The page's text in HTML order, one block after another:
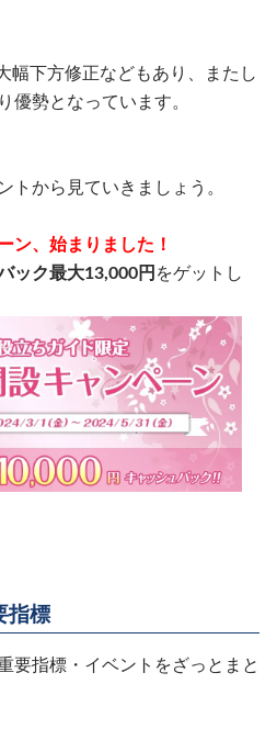
幅下方修正などもあり、またし
優勢となっています。
トから見ていきましょう。
ン、始まりました！
ック最大13,000円 をゲットし
指標
要指標・イベントをざっとまと